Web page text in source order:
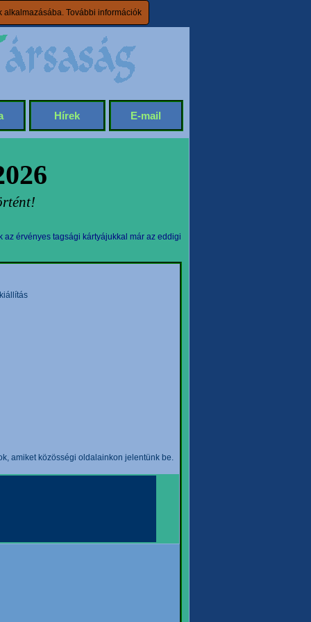
alkalmazásába. További információk
Hírek E-mail
érvényes tagsági kártyájukkal már az eddigi
amiket közösségi oldalainkon jelentünk be.